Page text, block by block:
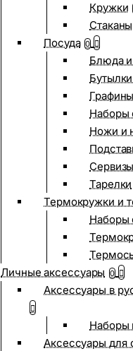
Кружки
Стаканы
Посуда 0
Блюда
Графины
Наборы
Ножи и
Сервизы
Тарелки
Термокружки и
Наборы
Личные аксессуары 0
Аксессуары в
Наборы
Аксессуары для